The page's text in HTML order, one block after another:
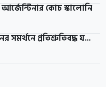
আর্জেন্টিনার কোচ স্কালোনি
সমর্থনে প্রতিশ্রুতিবদ্ধ য...